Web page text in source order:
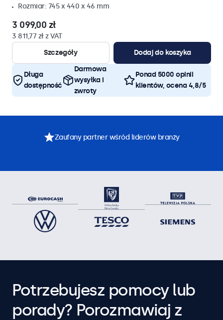
Rozmiar: 745 x 440 x 46 mm
3 099,00 zł
3 811,77 zł z VAT
Szczegóły
Dodaj do koszyka
Długa
dostępność
Darmowa
wysyłka i
zwroty
Ponad 5000 opinii
klientów, ocena 4,8/5
Zaufany partner wśród liderów branży
Potrzebujesz pomocy lub
porady? Porozmawiaj z